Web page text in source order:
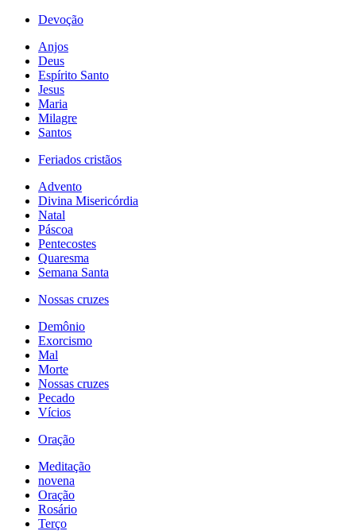
Devoção
Anjos
Deus
Espírito Santo
Jesus
Maria
Milagre
Santos
Feriados cristãos
Advento
Divina Misericórdia
Natal
Páscoa
Pentecostes
Quaresma
Semana Santa
Nossas cruzes
Demônio
Exorcismo
Mal
Morte
Nossas cruzes
Pecado
Vícios
Oração
Meditação
novena
Oração
Rosário
Terço